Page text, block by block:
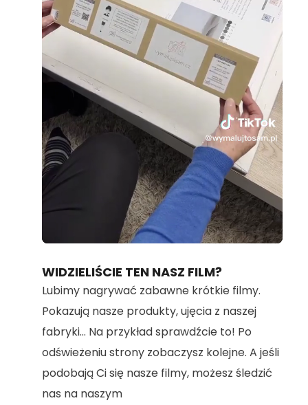
Loaded:
70.36%
WIDZIELIŚCIE TEN NASZ FILM?
Lubimy nagrywać zabawne krótkie filmy.
Pokazują nasze produkty, ujęcia z naszej
fabryki... Na przykład sprawdźcie to! Po
odświeżeniu strony zobaczysz kolejne. A jeśli
podobają Ci się nasze filmy, możesz śledzić
nas na naszym